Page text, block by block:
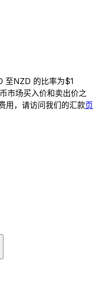
至NZD 的比率为$1
市场买入价和卖出价之
用，请访问我们的汇款页